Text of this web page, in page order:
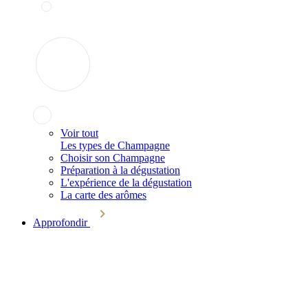
Voir tout
Les types de Champagne
Choisir son Champagne
Préparation à la dégustation
L'expérience de la dégustation
La carte des arômes
Approfondir